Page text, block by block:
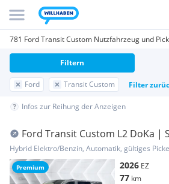
781 Ford Transit Custom Nutzfahrzeug und
Ford Transit Custom Filter
Filtern
Infos zur Reihung der Anzeigen
Premium
Ford Transit Custom L2 DoKa |
| auf Lager Transporter /
2026 EZ
77 km